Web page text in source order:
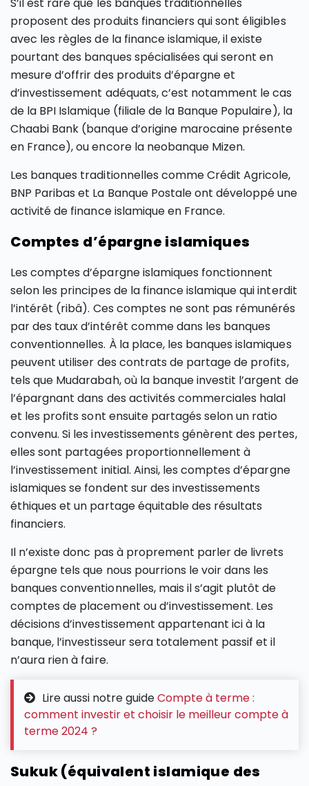
S’il est rare que les banques traditionnelles
proposent des produits financiers qui sont éligibles
avec les règles de la finance islamique, il existe
pourtant des banques spécialisées qui seront en
mesure d’offrir des produits d’épargne et
d’investissement adéquats, c’est notamment le cas
de la BPI Islamique (filiale de la Banque Populaire), la
Chaabi Bank (banque d’origine marocaine présente
en France), ou encore la neobanque Mizen.
Les banques traditionnelles comme Crédit Agricole,
BNP Paribas et La Banque Postale ont développé une
activité de finance islamique en France.
Comptes d’épargne islamiques
Les comptes d’épargne islamiques fonctionnent
selon les principes de la finance islamique qui interdit
l’intérêt (ribâ). Ces comptes ne sont pas rémunérés
par des taux d’intérêt comme dans les banques
conventionnelles. À la place, les banques islamiques
peuvent utiliser des contrats de partage de profits,
tels que Mudarabah, où la banque investit l’argent de
l’épargnant dans des activités commerciales halal
et les profits sont ensuite partagés selon un ratio
convenu. Si les investissements génèrent des pertes,
elles sont partagées proportionnellement à
l’investissement initial. Ainsi, les comptes d’épargne
islamiques se fondent sur des investissements
éthiques et un partage équitable des résultats
financiers.
Il n’existe donc pas à proprement parler de livrets
épargne tels que nous pourrions le voir dans les
banques conventionnelles, mais il s’agit plutôt de
comptes de placement ou d’investissement. Les
décisions d’investissement appartenant ici à la
banque, l’investisseur sera totalement passif et il
n’aura rien à faire.
Lire aussi notre guideCompte à terme :
comment investir et choisir le meilleur compte à
terme 2024 ?
Sukuk (équivalent islamique des